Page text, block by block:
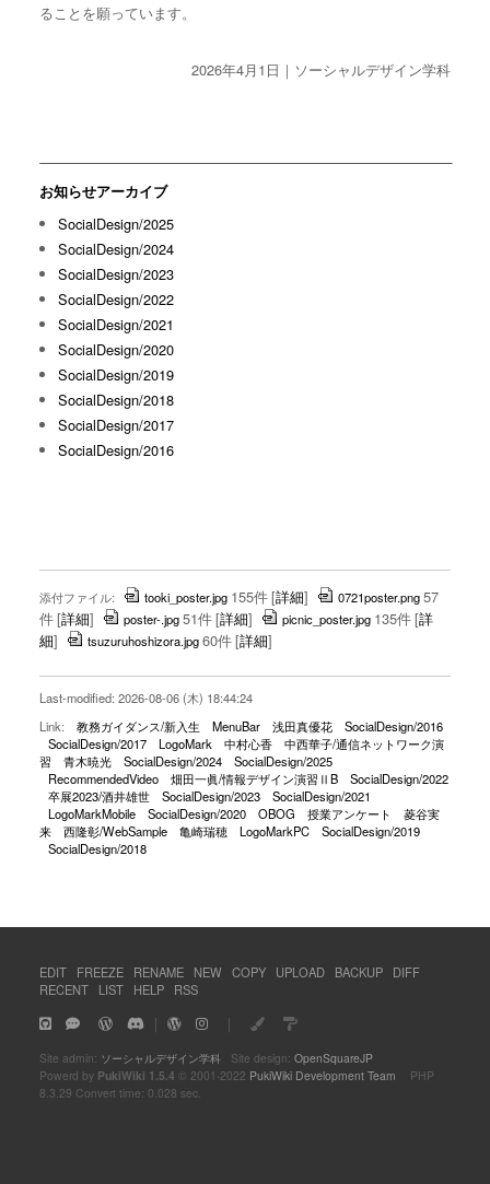
ることを願っています。
2026年4月1日｜ソーシャルデザイン学科
お知らせアーカイブ
SocialDesign/2025
SocialDesign/2024
SocialDesign/2023
SocialDesign/2022
SocialDesign/2021
SocialDesign/2020
SocialDesign/2019
SocialDesign/2018
SocialDesign/2017
SocialDesign/2016
添付ファイル: tooki_poster.jpg 155件[詳細] 0721poster.png57
件[詳細] poster-.jpg51件[詳細] picnic_poster.jpg 135件[詳
細] tsuzuruhoshizora.jpg60件[詳細]
Last-modified: 2026-08-06 (木) 18:44:24
Link:
教務ガイダンス/新入生 MenuBar 浅田真優花
SocialDesign/2016
SocialDesign/2017
LogoMark 中村心香
中西華子/通信ネットワーク演
習
青木暁光 SocialDesign/2024
SocialDesign/2025
RecommendedVideo
畑田一眞/情報デザイン演習ⅡB
SocialDesign/2022
卒展2023/酒井雄世
SocialDesign/2023
SocialDesign/2021
LogoMarkMobile
SocialDesign/2020 OBOG 授業アンケート
菱谷実
来
西隆彰/WebSample 亀崎瑞穂 LogoMarkPC
SocialDesign/2019
SocialDesign/2018
EDIT FREEZE RENAME NEW COPY UPLOAD BACKUP
DIFF
RECENT
LIST HELP RSS
｜ ｜
Site admin: ソーシャルデザイン学科Site design: OpenSquareJP
Powerd by PukiWiki 1.5.4 © 2001-2022 PukiWiki Development Team PHP
8.3.29 Convert time: 0.028 sec.